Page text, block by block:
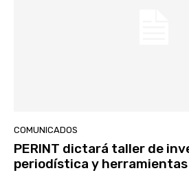
COMUNICADOS
PERINT dictará taller de
periodística y herramientas